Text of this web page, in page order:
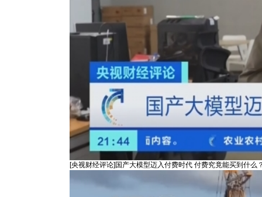
[央视财经评论]国产大模型迈入付费时代 付费究竟能买到什么